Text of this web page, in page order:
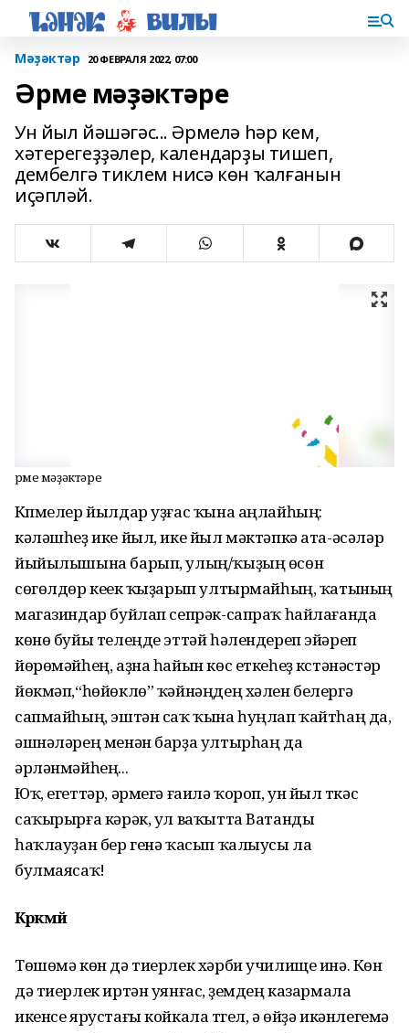
Мәҙәктәр 20 ФЕВРАЛЯ 2022, 07:00
Әрме мәҙәктәре
Ун йыл йәшәгәс... Әрмелә һәр кем,
хәтерегеҙҙәлер, календарҙы тишеп,
дембелгә тиклем нисә көн ҡалғанын
иҫәпләй.
Әрме мәҙәктәре
Күпмелер йылдар уҙғас ҡына аңлайһың:
кәләшһеҙ ике йыл, ике йыл мәктәпкә ата-әсәләр
йыйылышына барып, улың/ҡыҙың өсөн
сөгөлдөр кеүек ҡыҙарып ултырмайһың, ҡатының
магазиндар буйлап сепрәк-сапраҡ һайлағанда
көнө буйы телеңде эттәй һәлендереп эйәреп
йөрөмәйһең, аҙна һайын көс еткеһеҙ күстәнәстәр
йөкмәп,“һөйөклө” ҡәйнәңдең хәлен белергә
сапмайһың, эштән саҡ ҡына һуңлап ҡайтһаң да,
әшнәләрең менән барҙа ултырһаң да
әрләнмәйһең...
Юҡ, егеттәр, әрмегә ғаилә ҡороп, ун йыл үткәс
саҡырырға кәрәк, ул ваҡытта Ватанды
һаҡлауҙан бер генә ҡасып ҡалыусы ла
булмаясаҡ!
Кәрәкмәй
Төшөмә көн дә тиерлек хәрби училище инә. Көн
дә тиерлек иртән уянғас, үҙемдең казармала
икенсе ярустағы койкала түгел, ә өйҙә икәнлегемә